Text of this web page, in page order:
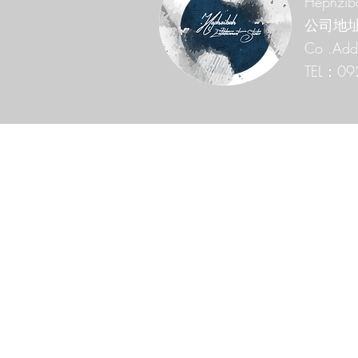
公司地
Co
TEL：